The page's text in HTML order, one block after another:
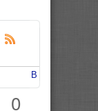
В Мой Мир
0